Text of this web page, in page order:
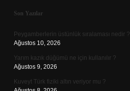
Sidebar
Son Yazılar
Peygamberlerin üstünlük sıralaması nedir ?
Ağustos 10, 2026
Yarım kazık düğümü ne için kullanılır ?
Ağustos 9, 2026
Kuveyt Türk fiziki altın veriyor mu ?